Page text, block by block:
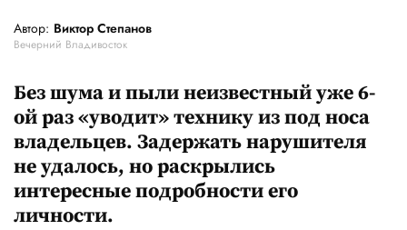
Автор: Виктор Степанов
Вечерний Владивосток
Без шума и пыли неизвестный уже 6-
ой раз «уводит» технику из под носа
владельцев. Задержать нарушителя
не удалось, но раскрылись
интересные подробности его
личности.